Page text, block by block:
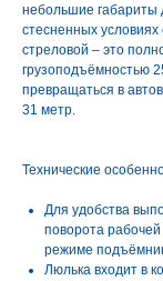
небольшие габариты
стесненных
стреловой – это
грузоподъёмностью
превращаться в
31 метр.
Технические
Для удобства
поворота
режиме
Люлька входит в